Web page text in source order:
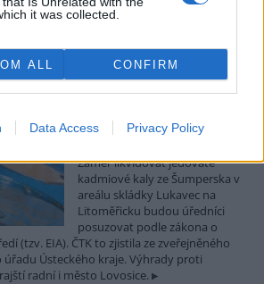
it was collected.
ALL CONFIRM
Data Access Privacy Policy
rozprašováním vody snižují pocitovou
vlhkost a omezují prašnost. ČTK to sdělil
kalů ze Šumperska na
( ČTK)
Záměr likvidovat jedovaté
kadmiové kaly ze Šumperska v
areálu skládky Lukavec na
Litoměřicku budou úředníci
posuzovat podle zákona o
(tzv. EIA). ČTK to zjistila ze zveřejněného
Ústeckého kraje. Výhrady proti
radní i město Lovosice.